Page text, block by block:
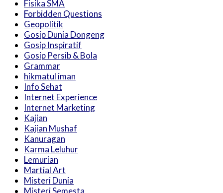
Fisika SMA
Forbidden Questions
Geopolitik
Gosip Dunia Dongeng
Gosip Inspiratif
Gosip Persib & Bola
Grammar
hikmatul iman
Info Sehat
Internet Experience
Internet Marketing
Kajian
Kajian Mushaf
Kanuragan
Karma Leluhur
Lemurian
Martial Art
Misteri Dunia
Misteri Semesta